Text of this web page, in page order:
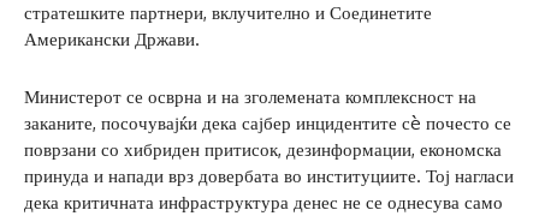
стратешките партнери, вклучително и Соединетите
Американски Држави.
Министерот се осврна и на зголемената комплексност на
заканите, посочувајќи дека сајбер инцидентите сè почесто се
поврзани со хибриден притисок, дезинформации, економска
принуда и напади врз довербата во институциите. Тој нагласи
дека критичната инфраструктура денес не се однесува само